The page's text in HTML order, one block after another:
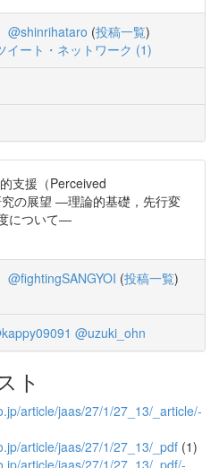
@shinrihataro (投稿一覧)
イート・ネットワーク (1)
支援（Perceived
の展望 ―理論的基礎，先行変
について―
@fightingSANGYOI (投稿一覧)
@uzuki_ohn
ト
article/jaas/27/1/27_13/_article/-
article/jaas/27/1/27_13/_pdf (1)
article/jaas/27/1/27_13/_pdf/-